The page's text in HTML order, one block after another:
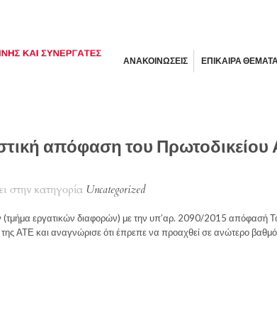
ΑΝΑΚΟΙΝΩΣΕΙΣ ΕΠΙΚΑΙΡΑ
απόφαση του
στην κατηγορία Uncategorized
εργατικών διαφορών) με την υπ’αρ. 2090/2015 απόφασή
ΑΤΕ και αναγνώρισε ότι έπρεπε να προαχθεί σε ανώτερο